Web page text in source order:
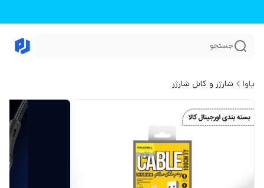
جستجو
پاوا شارژر و کابل شارژر